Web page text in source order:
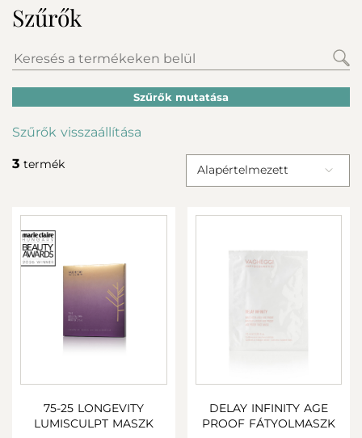
Szűrők
Szűrők mutatása
Szűrők visszaállítása
3 termék Alapértelmezett
75-25 LONGEVITY
LUMISCULPT MASZK
DELAY INFINITY AGE
PROOF FÁTYOLMASZK